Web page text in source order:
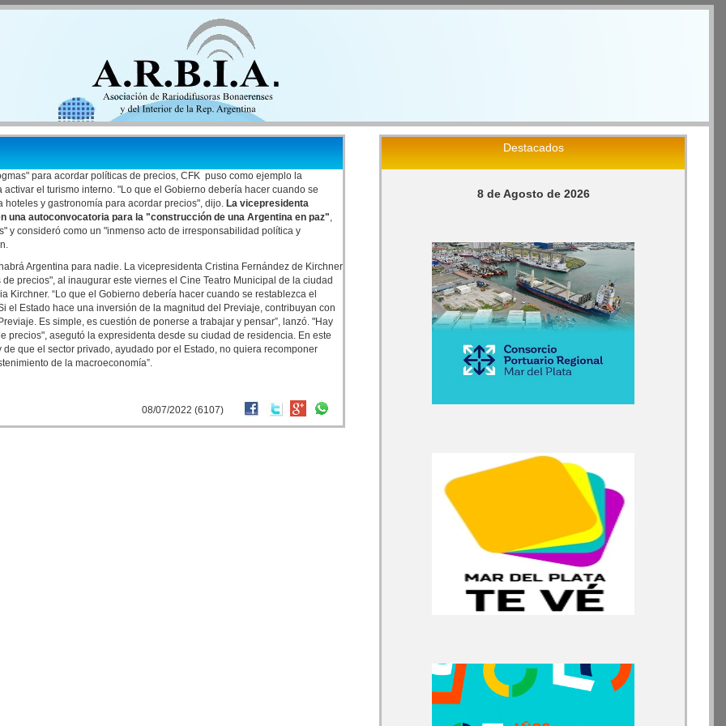
para acordar políticas de precios, CFK puso como ejemplo la
el turismo interno. "Lo que el Gobierno debería hacer cuando se
y gastronomía para acordar precios", dijo. La vicepresidenta
una autoconvocatoria para la "construcción de una Argentina en paz",
y consideró como un "inmenso acto de irresponsabilidad política y
Argentina para nadie. La vicepresidenta Cristina Fernández de Kirchner
precios", al inaugurar este viernes el Cine Teatro Municipal de la ciudad
“Lo que el Gobierno debería hacer cuando se restablezca el
Estado hace una inversión de la magnitud del Previaje, contribuyan con
Es simple, es cuestión de ponerse a trabajar y pensar”, lanzó. "Hay
asegutó la expresidenta desde su ciudad de residencia. En este
que el sector privado, ayudado por el Estado, no quiera recomponer
de la macroeconomía”.
08/07/2022 (6107)
Destacados
8 de Agosto de 2026